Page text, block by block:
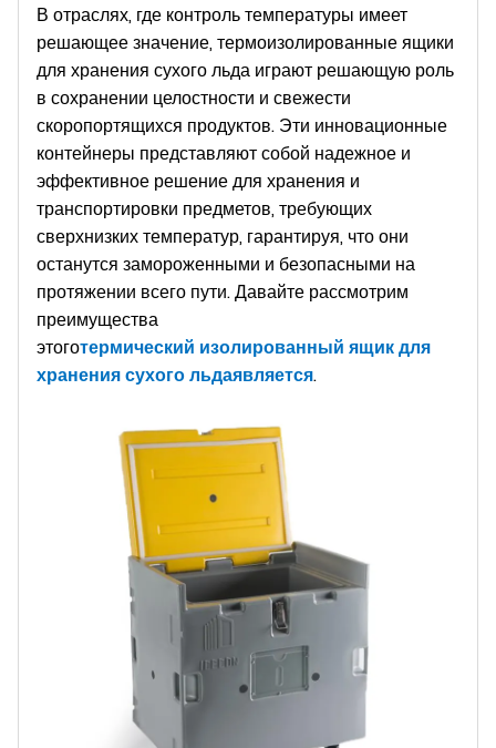
В отраслях, где контроль температуры имеет
решающее значение, термоизолированные ящики
для хранения сухого льда играют решающую роль
в сохранении целостности и свежести
скоропортящихся продуктов. Эти инновационные
контейнеры представляют собой надежное и
эффективное решение для хранения и
транспортировки предметов, требующих
сверхнизких температур, гарантируя, что они
останутся замороженными и безопасными на
протяжении всего пути. Давайте рассмотрим
преимущества
этоготермический изолированный ящик для
хранения сухого льдаявляется.